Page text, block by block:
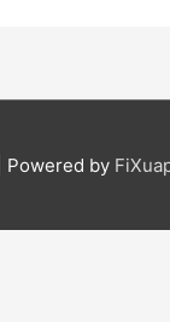
| Powered by